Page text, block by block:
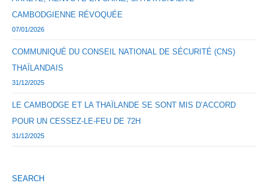
CAMBODGIENNE RÉVOQUÉE
07/01/2026
COMMUNIQUÉ DU CONSEIL NATIONAL DE SÉCURITÉ (CNS)
THAÏLANDAIS
31/12/2025
LE CAMBODGE ET LA THAÏLANDE SE SONT MIS D’ACCORD
POUR UN CESSEZ-LE-FEU DE 72H
31/12/2025
SEARCH